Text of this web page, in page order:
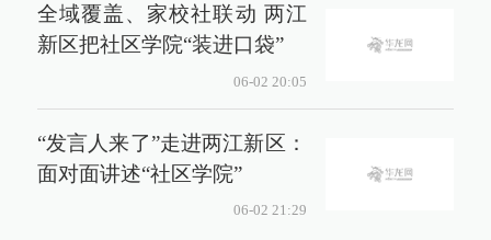
全域覆盖、家校社联动 两江
新区把社区学院“装进口袋”
06-02 20:05
“发言人来了”走进两江新区：
面对面讲述“社区学院”
06-02 21:29